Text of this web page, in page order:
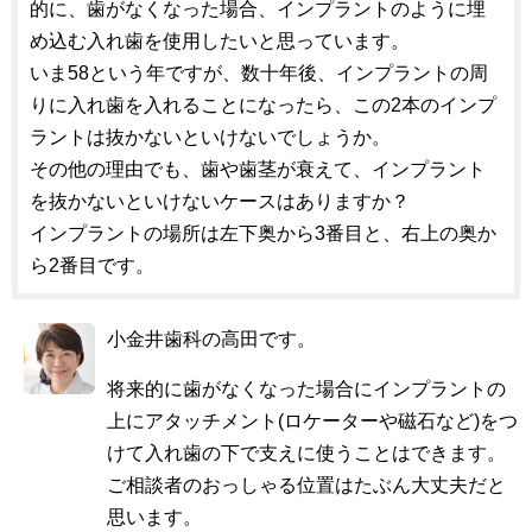
的に、歯がなくなった場合、インプラントのように埋
め込む入れ歯を使用したいと思っています。
いま58という年ですが、数十年後、インプラントの周
りに入れ歯を入れることになったら、この2本のインプ
ラントは抜かないといけないでしょうか。
その他の理由でも、歯や歯茎が衰えて、インプラント
を抜かないといけないケースはありますか？
インプラントの場所は左下奥から3番目と、右上の奥か
ら2番目です。
小金井歯科の高田です。
将来的に歯がなくなった場合にインプラントの
上にアタッチメント(ロケーターや磁石など)をつ
けて入れ歯の下で支えに使うことはできます。
ご相談者のおっしゃる位置はたぶん大丈夫だと
思います。